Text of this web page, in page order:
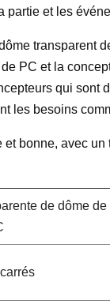
partie et les
transparent
PC et la
qui sont
les besoins
bonne, avec
de dôme